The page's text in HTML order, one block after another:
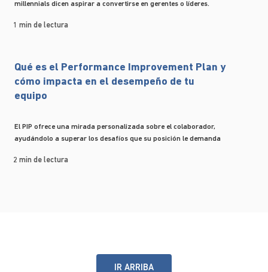
millennials dicen aspirar a convertirse en gerentes o líderes.
1 min de lectura
Qué es el Performance Improvement Plan y
cómo impacta en el desempeño de tu
equipo
El PIP ofrece una mirada personalizada sobre el colaborador,
ayudándolo a superar los desafíos que su posición le demanda
2 min de lectura
IR ARRIBA